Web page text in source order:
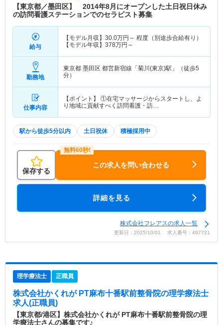
【東京都／墨田区】 2014年8月にオープンした土日祝日休み
の訪問看護ステーションでのセラピスト募集
給与
【モデル月収】 30.0万円～ 程度（別途歩合給有り）
【モデル年収】 378万円～
勤務地
東京都 墨田区 都営新宿線「菊川(東京)駅」（徒歩5
分）
仕事内容
【ポイント】 ①在宅マッサージからスタートし、よ
り地域に貢献すべく訪問看護・訪…
駅から徒歩5分以内 土日祝休 積極採用中
保存する
この求人を問い合わせる
詳細を見る
株式会社フレアスの求人一覧
更新日：2025/10/01 求人番号：497721
理学療法士 正職員
株式会社かくれが PT麻布十番駅前整骨院の理学療法士
求人(正職員)
【東京都/港区】株式会社かくれが PT麻布十番駅前整骨院の理
学療法士さんの募集です♪